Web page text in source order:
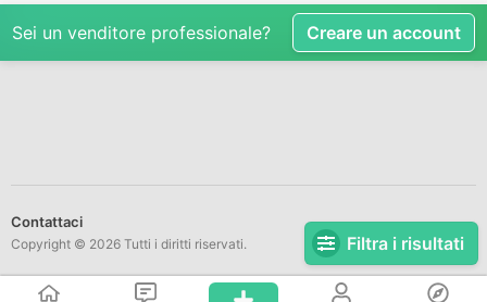
Filtra i risultati
Sei un venditore professionale? Creare un account
Contattaci
Copyright © 2026 Tutti i diritti riservati.